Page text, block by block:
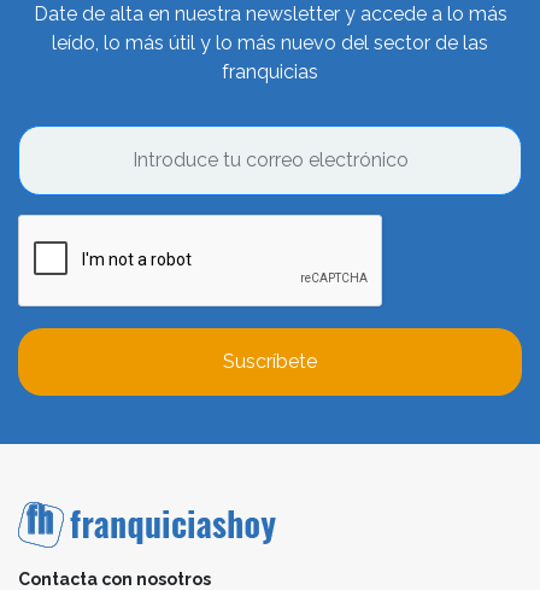
Date de alta en nuestra newsletter y accede a lo más
leído, lo más útil y lo más nuevo del sector de las
franquicias
Suscríbete
Contacta con nosotros